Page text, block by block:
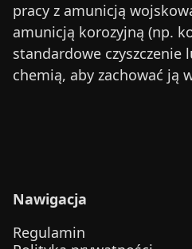
pracy z amunicją
amunicją korozyjną (np.
standardowe czyszczenie
chemią, aby zachować ją
Nawigacja
Regulamin